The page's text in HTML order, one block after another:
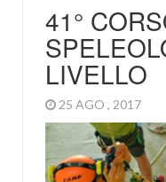
41°
LIVELLO
25 AGO , 2017